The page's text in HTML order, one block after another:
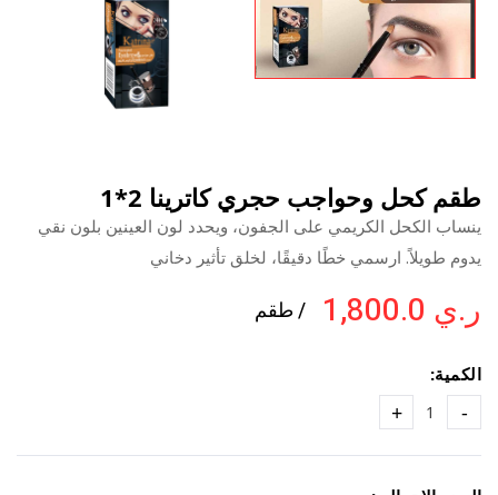
طقم كحل وحواجب حجري كاترينا 2*1
ينساب الكحل الكريمي على الجفون، ويحدد لون العينين بلون نقي
يدوم طويلاً. ارسمي خطًا دقيقًا، لخلق تأثير دخاني
ر.ي 1,800.0 / طقم
الكمية:
-
+